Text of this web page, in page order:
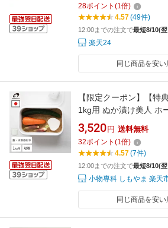
28ポイント (1倍)
4.57(49件)
12:00までの注文で最短8/10(
楽天24
同じ商品を安
【限定クーポン】【特
1kg用 ぬか漬け美人 ホ
日本製 糠床 糠漬け 漬
け物 発酵ぬかどこ 保存
き 初心者 冷蔵庫 ぬか
3,520 円 送料無料
32ポイント (1倍)
4.57(7件)
12:00までの注文で最短8/10(
小物専科 しもやま 楽天
同じ商品を安